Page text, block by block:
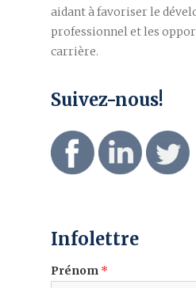
aidant à favoriser le
professionnel et les
carrière.
Suivez-nous!
Infolettre
Prénom *